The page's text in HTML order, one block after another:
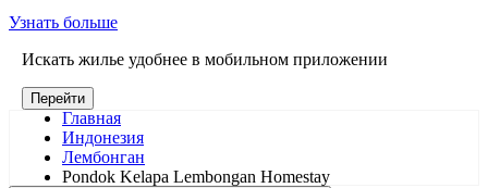
Узнать больше
Искать жилье удобнее в мобильном приложении
Перейти
Главная
Индонезия
Лембонган
Pondok Kelapa Lembongan Homestay